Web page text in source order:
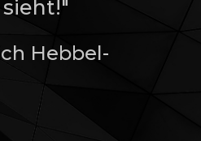
Hebbel-